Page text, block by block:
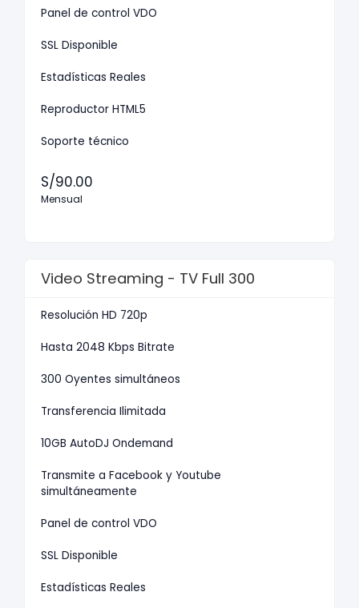
Panel de control VDO
SSL Disponible
Estadísticas Reales
Reproductor HTML5
Soporte técnico
S/90.00
Mensual
Video Streaming - TV Full 300
Resolución HD 720p
Hasta 2048 Kbps Bitrate
300 Oyentes simultáneos
Transferencia Ilimitada
10GB AutoDJ Ondemand
Transmite a Facebook y Youtube
simultáneamente
Panel de control VDO
SSL Disponible
Estadísticas Reales